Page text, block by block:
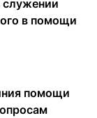
служении
в помощи
помощи